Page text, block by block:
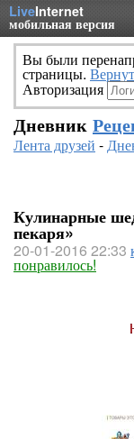
LiveInternet
мобильная версия
Вы были
страницы.
Авторизация
Дневник
Лента друзей -
Кулинарные
пекаря»
20-01-2016 22:33
понравилось!